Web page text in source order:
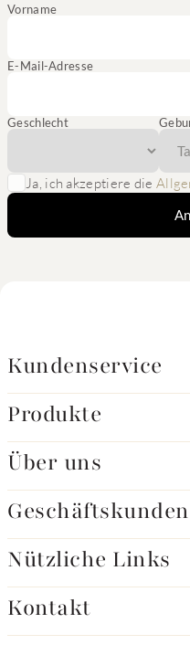
Vorname
E-Mail-Adresse
Geschlecht
Ja, ich akzeptiere die
Kundenservice
Produkte
Über uns
Geschäftskunden
Nützliche Links
Kontakt